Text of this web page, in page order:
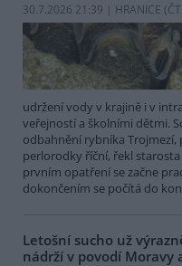
30.7.2026 21:39 | HRANICE (
udržení vody v krajině i v
veřejností a školními dětmi.
odbahnění rybníka
perlorodky říční, řekl starosta
prvním opatření se začne
dokončením se počítá do
Letošní sucho už
nádrží v povodí Moravy